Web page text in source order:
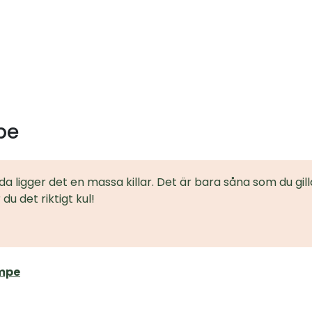
ligger det en massa killar. Det är bara såna som du
det riktigt kul!